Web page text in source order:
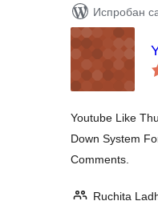
Испробан
Youtube Like
Down System
Comments.
Ruchita